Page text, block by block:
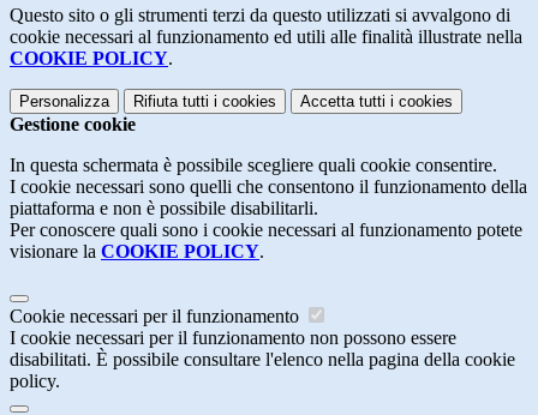
Questo sito o gli strumenti terzi da questo utilizzati si avvalgono di
cookie necessari al funzionamento ed utili alle finalità illustrate nella
COOKIE POLICY.
Personalizza Rifiuta tutti i cookies Accetta tutti i cookies
Gestione cookie
In questa schermata è possibile scegliere quali cookie consentire.
I cookie necessari sono quelli che consentono il funzionamento della
piattaforma e non è possibile disabilitarli.
Per conoscere quali sono i cookie necessari al funzionamento potete
visionare la COOKIE POLICY.
Cookie necessari per il funzionamento
I cookie necessari per il funzionamento non possono essere
disabilitati. È possibile consultare l'elenco nella pagina della cookie
policy.